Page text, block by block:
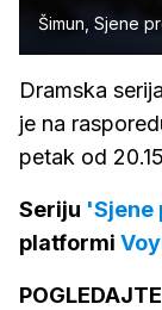
Šimun, Sjene
Dramska
je na
petak od
Seriju 'Sjene
platformi